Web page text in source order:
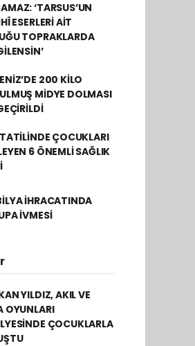
‘TARSUS’UN
ESERLERİ AİT
TOPRAKLARDA
200 KİLO
MİDYE DOLMASI
ÇOCUKLARI
6 ÖNEMLİ SAĞLIK
İHRACATINDA
İVMESİ
YILDIZ, AKIL VE
OYUNLARI
ÇOCUKLARLA